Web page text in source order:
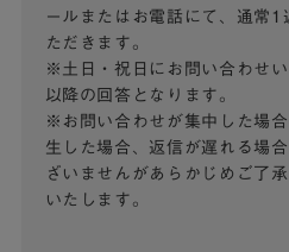
ールまたはお電話にて、通常1
ただきます。
※土日・祝日にお問い合わせ
以降の回答となります。
※お問い合わせが集中した場
生した場合、返信が遅れる場
ざいませんがあらかじめご了
いたします。